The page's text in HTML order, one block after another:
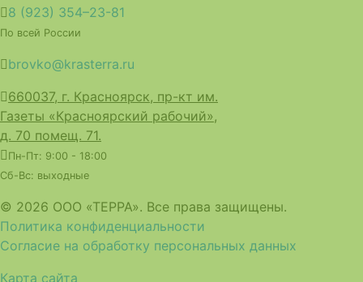
8 (923) 354–23-81
По всей России
brovko@krasterra.ru
660037, г. Красноярск, пр-кт им.
Газеты «Красноярский рабочий»,
д. 70 помещ. 71.
Пн-Пт: 9:00 - 18:00
Сб-Вс: выходные
© 2026 ООО «ТЕРРА». Все права защищены.
Политика конфиденциальности
Согласие на обработку персональных данных
Карта сайта